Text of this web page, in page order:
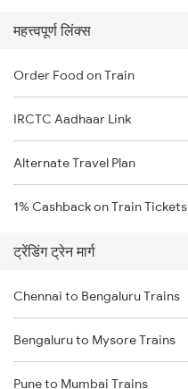
महत्त्वपूर्ण लिंक्स
Order Food on Train
IRCTC Aadhaar Link
Alternate Travel Plan
1% Cashback on Train Tickets
ट्रेंडिंग ट्रेन मार्ग
Chennai to Bengaluru Trains
Bengaluru to Mysore Trains
Pune to Mumbai Trains